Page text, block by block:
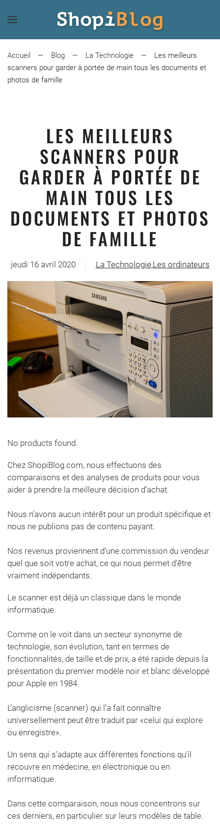
to
main
content
Accueil Blog La Technologie
Les meilleurs
scanners pour garder à portée de main tous les documents et
photos de famille
LES MEILLEURS
SCANNERS POUR
GARDER À PORTÉE DE
MAIN TOUS LES
DOCUMENTS ET PHOTOS
DE FAMILLE
jeudi 16 avril 2020 La Technologie,Les ordinateurs
No products found.
Chez ShopiBlog.com, nous effectuons des
comparaisons et des analyses de produits pour vous
aider à prendre la meilleure décision d’achat.
Nous n’avons aucun intérêt pour un produit spécifique et
nous ne publions pas de contenu payant.
Nos revenus proviennent d’une commission du vendeur
quel que soit votre achat, ce qui nous permet d’être
vraiment indépendants.
Le scanner est déjà un classique dans le monde
informatique.
Comme on le voit dans un secteur synonyme de
technologie, son évolution, tant en termes de
fonctionnalités, de taille et de prix, a été rapide depuis la
présentation du premier modèle noir et blanc développé
pour Apple en 1984.
L’anglicisme (scanner) qui l’a fait connaître
universellement peut être traduit par «celui qui explore
ou enregistre».
Un sens qui s’adapte aux différentes fonctions qu’il
recouvre en médecine, en électronique ou en
informatique.
Dans cette comparaison, nous nous concentrons sur
ces derniers, en particulier sur leurs modèles de table.